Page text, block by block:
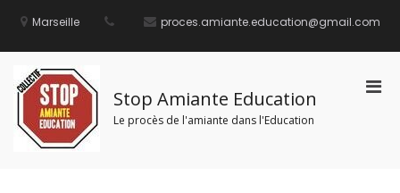
Marseille proces.amiante.education@gmail.com
Stop Amiante Education
Le procès de l'amiante dans l'Education